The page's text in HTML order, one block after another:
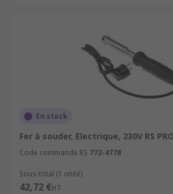
En stock
Fer à souder, Electrique, 230V RS
Code commande RS 772-4778
Sous-total (1 unité)
42,72 €HT